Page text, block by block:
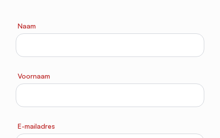
Naam
Voornaam
E-mailadres